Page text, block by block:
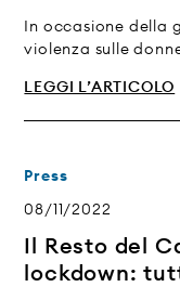
In occasione della
violenza sulle
LEGGI L’ARTICOLO
Press
08/11/2022
Il Resto del
lockdown: